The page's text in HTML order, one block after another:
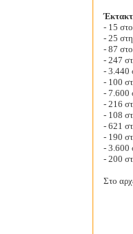
- 15
- 25
- 87
- 247
- 3.440
- 100
- 7.600
- 216
- 108
- 621
- 190
- 3.600
- 200
Στο